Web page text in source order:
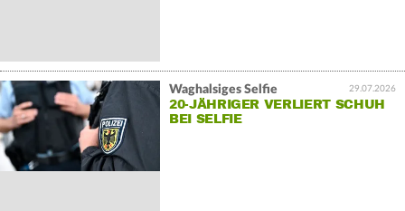
29.07.2026
Waghalsiges Selfie
20-JÄHRIGER VERLIERT SCHUH
BEI SELFIE